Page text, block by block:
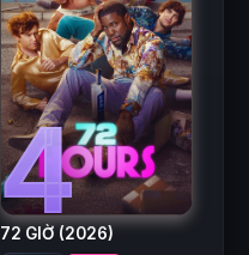
4
72 GIỜ (2026)